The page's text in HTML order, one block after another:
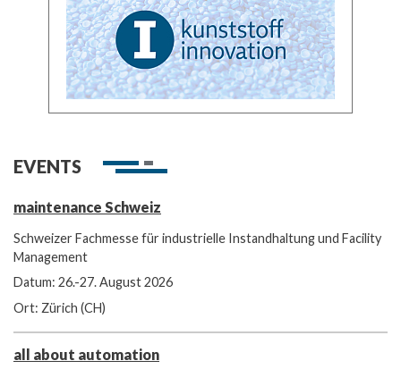
EVENTS
maintenance Schweiz
Schweizer Fachmesse für industrielle Instandhaltung und Facility
Management
Datum: 26.-27. August 2026
Ort: Zürich (CH)
all about automation